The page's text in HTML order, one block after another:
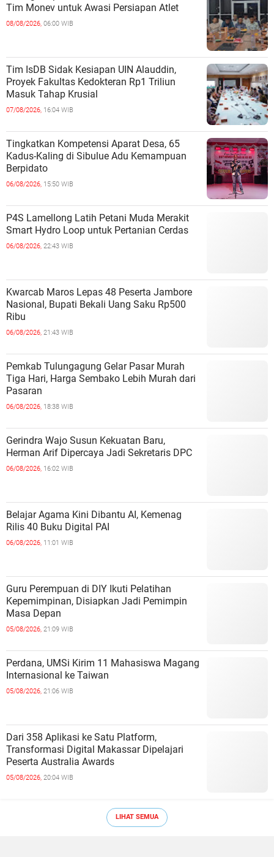
Tim Monev untuk Awasi Persiapan Atlet
08/08/2026, 06:00 WIB
Tim IsDB Sidak Kesiapan UIN Alauddin,
Proyek Fakultas Kedokteran Rp1 Triliun
Masuk Tahap Krusial
07/08/2026, 16:04 WIB
Tingkatkan Kompetensi Aparat Desa, 65
Kadus-Kaling di Sibulue Adu Kemampuan
Berpidato
06/08/2026, 15:50 WIB
P4S Lamellong Latih Petani Muda Merakit
Smart Hydro Loop untuk Pertanian Cerdas
06/08/2026, 22:43 WIB
Kwarcab Maros Lepas 48 Peserta Jambore
Nasional, Bupati Bekali Uang Saku Rp500
Ribu
06/08/2026, 21:43 WIB
Pemkab Tulungagung Gelar Pasar Murah
Tiga Hari, Harga Sembako Lebih Murah dari
Pasaran
06/08/2026, 18:38 WIB
Gerindra Wajo Susun Kekuatan Baru,
Herman Arif Dipercaya Jadi Sekretaris DPC
06/08/2026, 16:02 WIB
Belajar Agama Kini Dibantu AI, Kemenag
Rilis 40 Buku Digital PAI
06/08/2026, 11:01 WIB
Guru Perempuan di DIY Ikuti Pelatihan
Kepemimpinan, Disiapkan Jadi Pemimpin
Masa Depan
05/08/2026, 21:09 WIB
Perdana, UMSi Kirim 11 Mahasiswa Magang
Internasional ke Taiwan
05/08/2026, 21:06 WIB
Dari 358 Aplikasi ke Satu Platform,
Transformasi Digital Makassar Dipelajari
Peserta Australia Awards
05/08/2026, 20:04 WIB
LIHAT SEMUA